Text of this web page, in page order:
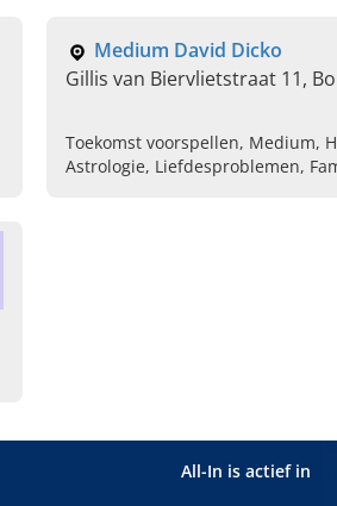
Medium David Dicko
Gillis van Biervlietstraat 11,
Toekomst voorspellen, Medium,
Astrologie, Liefdesproblemen,
All-In is actief in